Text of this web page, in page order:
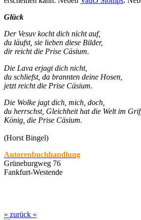
Glück
Der Vesuv kocht dich nicht
du läufst, sie lieben diese Bilder,
dir reicht die Prise Cäsium.
Die Lava erjagt dich nicht,
du schliefst, da brannten deine Hosen,
jetzt reicht die Prise Cäsium.
Die Wolke jagt dich, mich, doch,
du herrschst, Gleichheit hat die Welt im
König, die Prise Cäsium.
(Horst Bingel)
Autorenbuchhandlung
Grüneburgweg 76
Fankfurt-Westende
« zurück «